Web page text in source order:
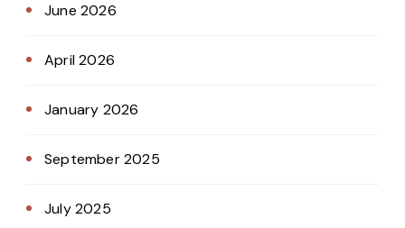
June 2026
April 2026
January 2026
September 2025
July 2025